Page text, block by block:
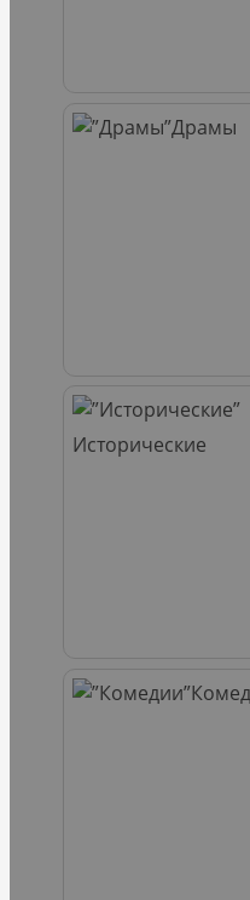
Драмы
Исторические